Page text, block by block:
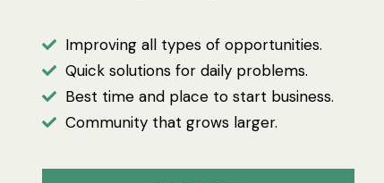
Improving all types of opportunities.
Quick solutions for daily problems.
Best time and place to start business.
Community that grows larger.